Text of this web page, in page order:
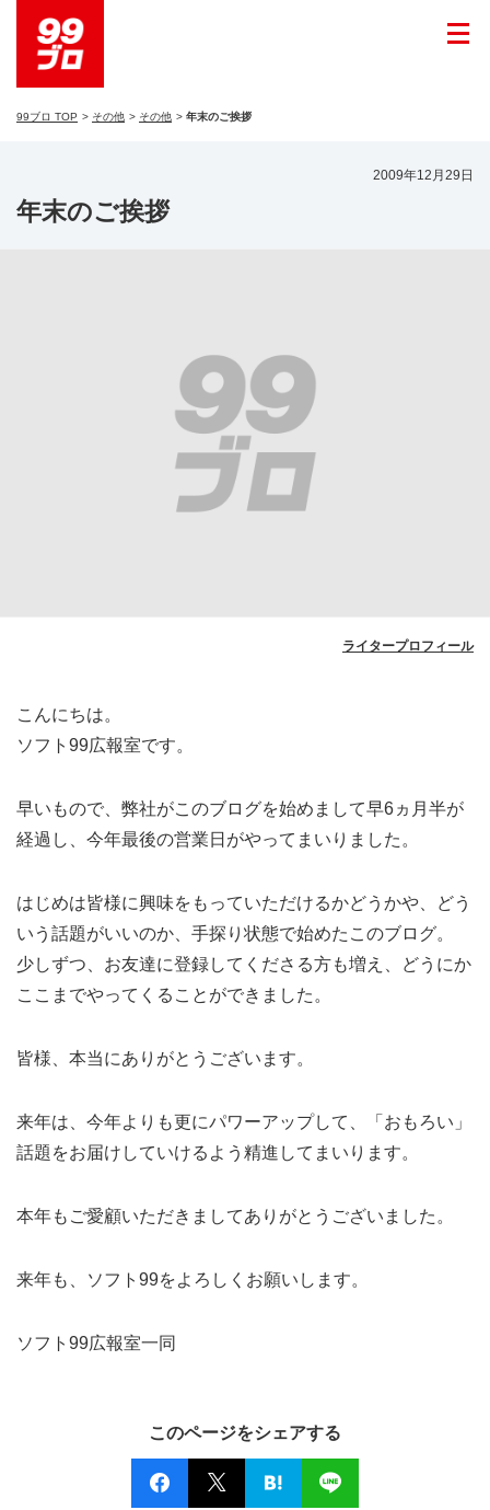
99ブロ TOP その他 その他 年末のご挨拶
2009年12月29日
年末のご挨拶
ライタープロフィール
こんにちは。
ソフト99広報室です。
早いもので、弊社がこのブログを始めまして早6ヵ月半が
経過し、今年最後の営業日がやってまいりました。
はじめは皆様に興味をもっていただけるかどうかや、どう
いう話題がいいのか、手探り状態で始めたこのブログ。
少しずつ、お友達に登録してくださる方も増え、どうにか
ここまでやってくることができました。
皆様、本当にありがとうございます。
来年は、今年よりも更にパワーアップして、「おもろい」
話題をお届けしていけるよう精進してまいります。
本年もご愛顧いただきましてありがとうございました。
来年も、ソフト99をよろしくお願いします。
ソフト99広報室一同
このページをシェアする